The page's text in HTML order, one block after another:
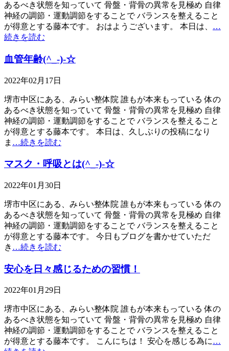
あるべき状態を知っていて 骨盤・背骨の異常を見極め 自律
神経の調節・運動調節をすることで バランスを整えること
が得意とする藤本です。 おはようございます。 本日は、 …
続きを読む
血管年齢(^_-)-☆
2022年02月17日
堺市中区にある、みらい整体院 誰もが本来もっている 体の
あるべき状態を知っていて 骨盤・背骨の異常を見極め 自律
神経の調節・運動調節をすることで バランスを整えること
が得意とする藤本です。 本日は、久しぶりの投稿になり
ま …続きを読む
マスク・呼吸とは(^_-)-☆
2022年01月30日
堺市中区にある、みらい整体院 誰もが本来もっている 体の
あるべき状態を知っていて 骨盤・背骨の異常を見極め 自律
神経の調節・運動調節をすることで バランスを整えること
が得意とする藤本です。 今日もブログを書かせていただ
き …続きを読む
安心を日々感じるための習慣！
2022年01月29日
堺市中区にある、みらい整体院 誰もが本来もっている 体の
あるべき状態を知っていて 骨盤・背骨の異常を見極め 自律
神経の調節・運動調節をすることで バランスを整えること
が得意とする藤本です。 こんにちは！ 安心を感じる為に…